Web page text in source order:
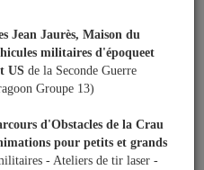
Jean Jaurès, Maison du
militaires d'époqueet
US de la Seconde Guerre
Groupe 13)
d'Obstacles de la Crau
pour petits et grands
- Ateliers de tir laser -